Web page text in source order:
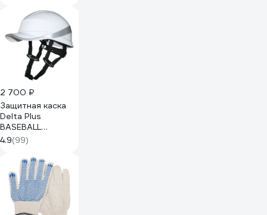
2 700 ₽
Защитная каска
Delta Plus
BASEBALL
DIAMOND V UP из
ABS, белая
DIAM5UPBCFLBS
4.9(99)